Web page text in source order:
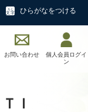
ひらがなをつける
お問い合わせ
個人会員ログイ
ン
Ｉ